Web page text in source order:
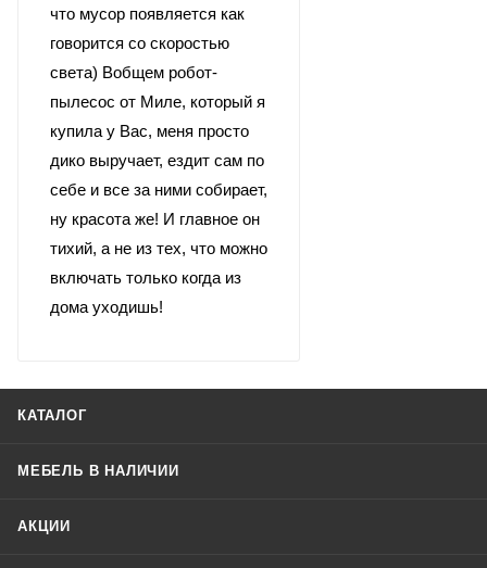
что мусор появляется как
говорится со скоростью
света) Вобщем робот-
пылесос от Миле, который я
купила у Вас, меня просто
дико выручает, ездит сам по
себе и все за ними собирает,
ну красота же! И главное он
тихий, а не из тех, что можно
включать только когда из
дома уходишь!
КАТАЛОГ
МЕБЕЛЬ В НАЛИЧИИ
АКЦИИ